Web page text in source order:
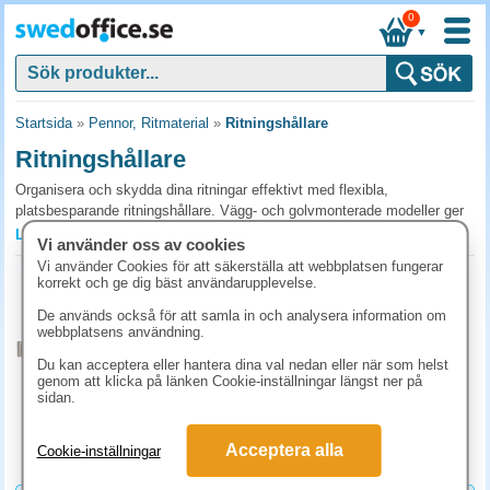
▼
0
Startsida» Pennor, Ritmaterial » Ritningshållare
Ritningshållare
Organisera och skydda dina ritningar effektivt med flexibla,
platsbesparande ritningshållare. Vägg- och golvmonterade modeller ger
skalbar förvaring som anpassar sig efter behov och arbetsyta. Köp
miljöcertifierade produkter från välkända leverantörer för trygg kvalitet
och lång livslängd.
Vanliga frågor och svar om ritningshållare
Hängande ritningshållare med stänger sparar plats och ger snabb
översikt, vilket passar för aktiva projekt. Ritningskonsoler i hyllsystem
passar för arkivering. Mät era största ritningar innan inköp så hållaren
rymmer A0/A1-format.
Hur många ritningar per hållare?
Läs mer »
Ritningshållare Bonnie R46 passande A2-
Art.nr:R46
373.80 kr (inkl. moms)
Vi använder oss av cookies
Vi använder Cookies för att säkerställa att webbplatsen fungerar
korrekt och ge dig bäst användarupplevelse.
De används också för att samla in och analysera information om
webbplatsens användning.
Du kan acceptera eller hantera dina val nedan eller när som helst
genom att klicka på länken Cookie-inställningar längst ner på
sidan.
Cookie-inställningar Acceptera alla